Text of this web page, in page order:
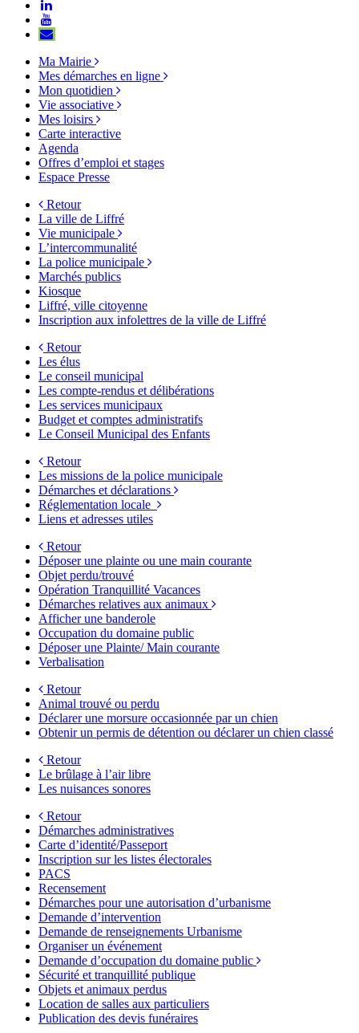
Linkedin
chaîne
Youtube
la
newsletter
Ma Mairie
Mes démarches en ligne
Mon quotidien
Vie associative
Mes loisirs
Carte interactive
Agenda
Offres d’emploi et stages
Espace Presse
Retour
La ville de Liffré
Vie municipale
L’intercommunalité
La police municipale
Marchés publics
Kiosque
Liffré, ville citoyenne
Inscription aux infolettres de la ville de Liffré
Retour
Les élus
Le conseil municipal
Les compte-rendus et délibérations
Les services municipaux
Budget et comptes administratifs
Le Conseil Municipal des Enfants
Retour
Les missions de la police municipale
Démarches et déclarations
Réglementation locale
Liens et adresses utiles
Retour
Déposer une plainte ou une main courante
Objet perdu/trouvé
Opération Tranquillité Vacances
Démarches relatives aux animaux
Afficher une banderole
Occupation du domaine public
Déposer une Plainte/ Main courante
Verbalisation
Retour
Animal trouvé ou perdu
Déclarer une morsure occasionnée par un chien
Obtenir un permis de détention ou déclarer un chien classé
Retour
Le brûlage à l’air libre
Les nuisances sonores
Retour
Démarches administratives
Carte d’identité/Passeport
Inscription sur les listes électorales
PACS
Recensement
Démarches pour une autorisation d’urbanisme
Demande d’intervention
Demande de renseignements Urbanisme
Organiser un événement
Demande d’occupation du domaine public
Sécurité et tranquillité publique
Objets et animaux perdus
Location de salles aux particuliers
Publication des devis funéraires